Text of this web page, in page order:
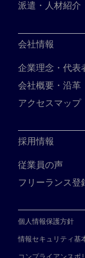
派遣・人材紹介
会社情報
企業理念・代表
会社概要・沿革
アクセスマップ
採用情報
従業員の声
フリーランス登
個人情報保護方針
情報セキュリティ基